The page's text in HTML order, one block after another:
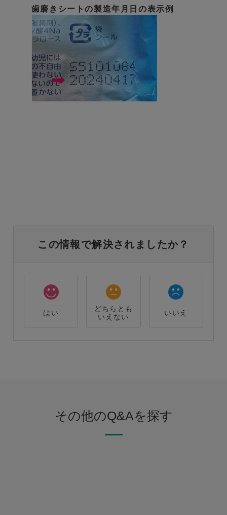
歯磨きシートの製造年月日の表示例
この情報で解決されましたか？
はい
どちらとも
いえない
いいえ
その他のQ&Aを探す